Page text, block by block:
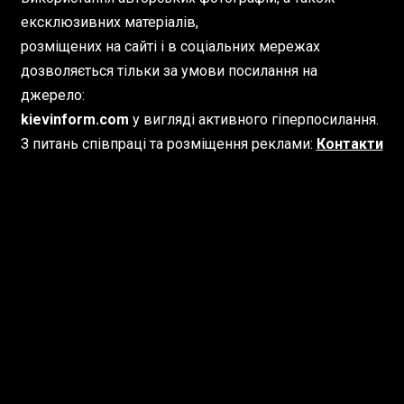
ексклюзивних матеріалів,
розміщених на сайті і в соціальних мережах
дозволяється тільки за умови посилання на
джерело:
kievinform.com у вигляді активного гіперпосилання.
З питань співпраці та розміщення реклами: Контакти